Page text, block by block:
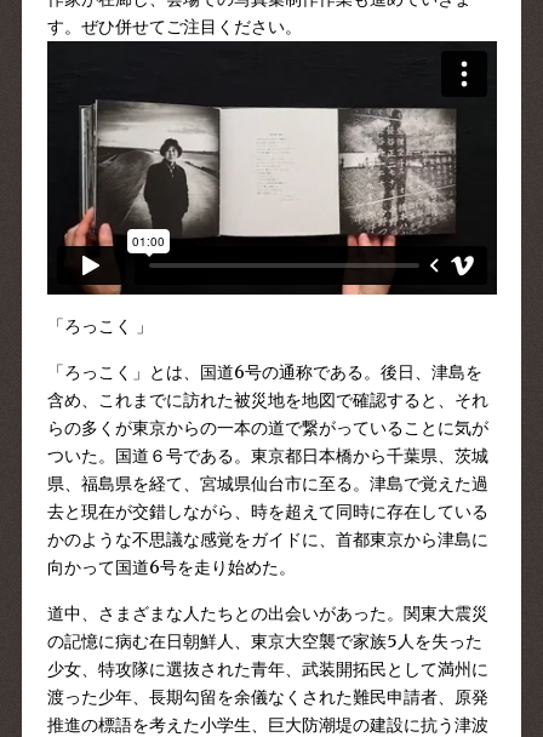
す。ぜひ併せてご注目ください。
「ろっこく 」
「ろっこく」とは、国道6号の通称である。後日、津島を
含め、これまでに訪れた被災地を地図で確認すると、それ
らの多くが東京からの一本の道で繋がっていることに気が
ついた。国道６号である。東京都日本橋から千葉県、茨城
県、福島県を経て、宮城県仙台市に至る。津島で覚えた過
去と現在が交錯しながら、時を超えて同時に存在している
かのような不思議な感覚をガイドに、首都東京から津島に
向かって国道6号を走り始めた。
道中、さまざまな人たちとの出会いがあった。関東大震災
の記憶に病む在日朝鮮人、東京大空襲で家族5人を失った
少女、特攻隊に選抜された青年、武装開拓民として満州に
渡った少年、長期勾留を余儀なくされた難民申請者、原発
推進の標語を考えた小学生、巨大防潮堤の建設に抗う津波